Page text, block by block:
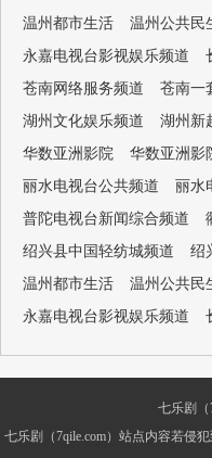
温州都市生活
温州公共民
永嘉电视台影视娱乐频道
苍南网络服务频道
苍南一
湖州文化娱乐频道
湖州新
华数亚洲影院
华数亚洲影
丽水电视台公共频道
丽水
普陀电视台新闻综合频道
绍兴县中国轻纺城频道
绍
温州都市生活
温州公共民
永嘉电视台影视娱乐频道
七乐剧（
七乐剧（7qile.com）站点内容若侵